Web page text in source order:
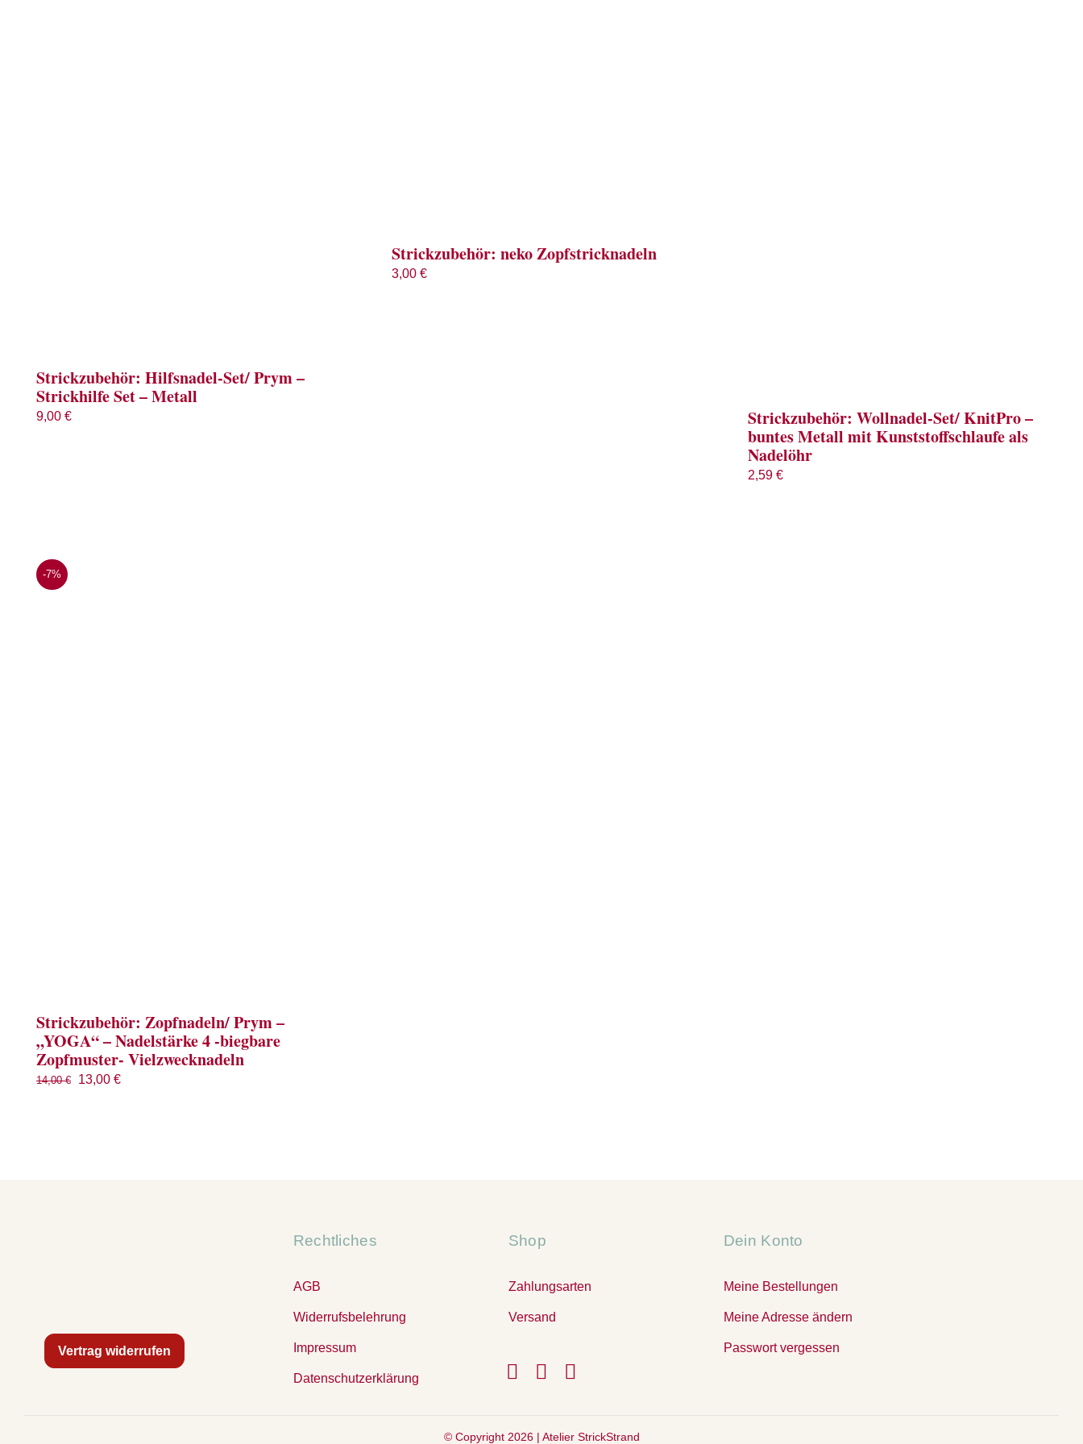
Strickzubehör: Hilfsnadel-Set/ Prym –
Strickhilfe Set – Metall
9,00 €
Strickzubehör: neko Zopfstricknadeln
3,00€
Strickzubehör: Wollnadel-Set/ KnitPro –
buntes Metall mit Kunststoffschlaufe als
Nadelöhr
2,59 €
-7%
Strickzubehör: Zopfnadeln/ Prym –
„YOGA“ – Nadelstärke 4 -biegbare
Zopfmuster- Vielzwecknadeln
14,00€
Ursprünglicher
13,00 €Aktueller
Vertrag widerrufen
Rechtliches
AGB
Widerrufsbelehrung
Impressum
Datenschutzerklärung
Shop
Zahlungsarten
Versand
Dein Konto
Meine Bestellungen
Meine Adresse ändern
Passwort vergessen
© Copyright 2026 | Atelier StrickStrand